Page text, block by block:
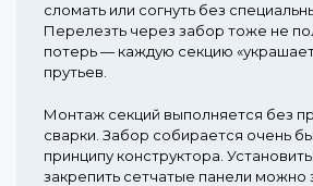
сломать или согнуть без
Перелезть через забор тоже не
потерь — каждую секцию
прутьев.
Монтаж секций выполняется без
сварки. Забор собирается очень
принципу конструктора.
закрепить сетчатые панели можно